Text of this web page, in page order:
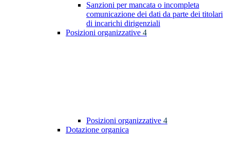
Sanzioni per mancata o incompleta
comunicazione dei dati da parte dei titolari
di incarichi dirigenziali
Posizioni organizzative 4
Posizioni organizzative 4
Dotazione organica